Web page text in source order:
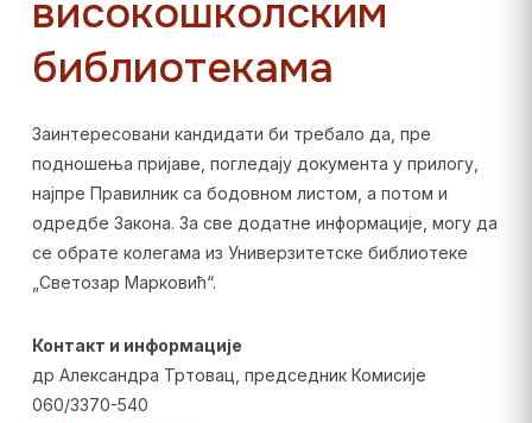
високошколским
библиотекама
Заинтересовани кандидати би требало да, пре
подношења пријаве, погледају документа у прилогу,
најпре Правилник са бодовном листом, а потом и
одредбе Закона. За све додатне информације, могу да
се обрате колегама из Универзитетске библиотеке
„Светозар Марковић“.
Контакт и информације
др Александра Тртовац, председник Комисије
060/3370-540